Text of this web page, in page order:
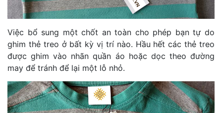
Việc bổ sung một chốt an toàn cho phép bạn tự do
ghim thẻ treo ở bất kỳ vị trí nào. Hầu hết các thẻ treo
được ghim vào nhãn quần áo hoặc dọc theo đường
may để tránh để lại một lỗ nhỏ.